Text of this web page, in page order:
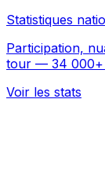
Statistiques
Participation,
tour — 34 000+
Voir les stats